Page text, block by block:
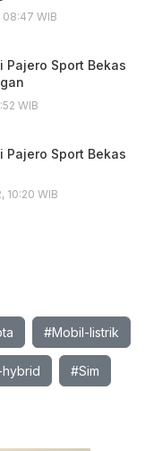
WIB
Pajero Sport Bekas
WIB
Pajero Sport Bekas
10:20 WIB
#Mobil-listrik
#Sim